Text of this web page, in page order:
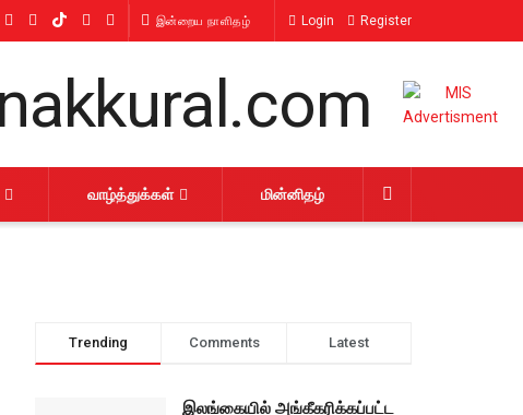
இன்றைய நாளிதழ் Login Register
வாழ்த்துக்கள் மின்னிதழ்
Trending Comments Latest
இலங்கையில் அங்கீகரிக்கப்பட்ட